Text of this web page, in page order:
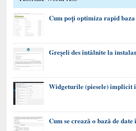
Cum poți optimiza rapid baza
Greșeli des întâlnite la
Widgeturile (piesele) implicit
Cum se crează o bază de date